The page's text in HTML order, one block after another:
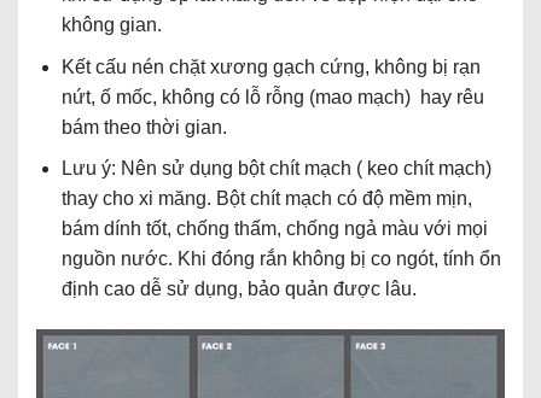
không gian.
Kết cấu nén chặt xương gạch cứng, không bị rạn
nứt, ố mốc, không có lỗ rỗng (mao mạch) hay rêu
bám theo thời gian.
Lưu ý: Nên sử dụng bột chít mạch ( keo chít mạch)
thay cho xi măng. Bột chít mạch có độ mềm mịn,
bám dính tốt, chống thấm, chống ngả màu với mọi
nguồn nước. Khi đóng rắn không bị co ngót, tính ổn
định cao dễ sử dụng, bảo quản được lâu.